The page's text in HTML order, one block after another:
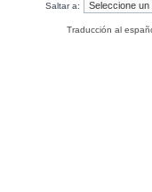
Saltar a:
Traducción al